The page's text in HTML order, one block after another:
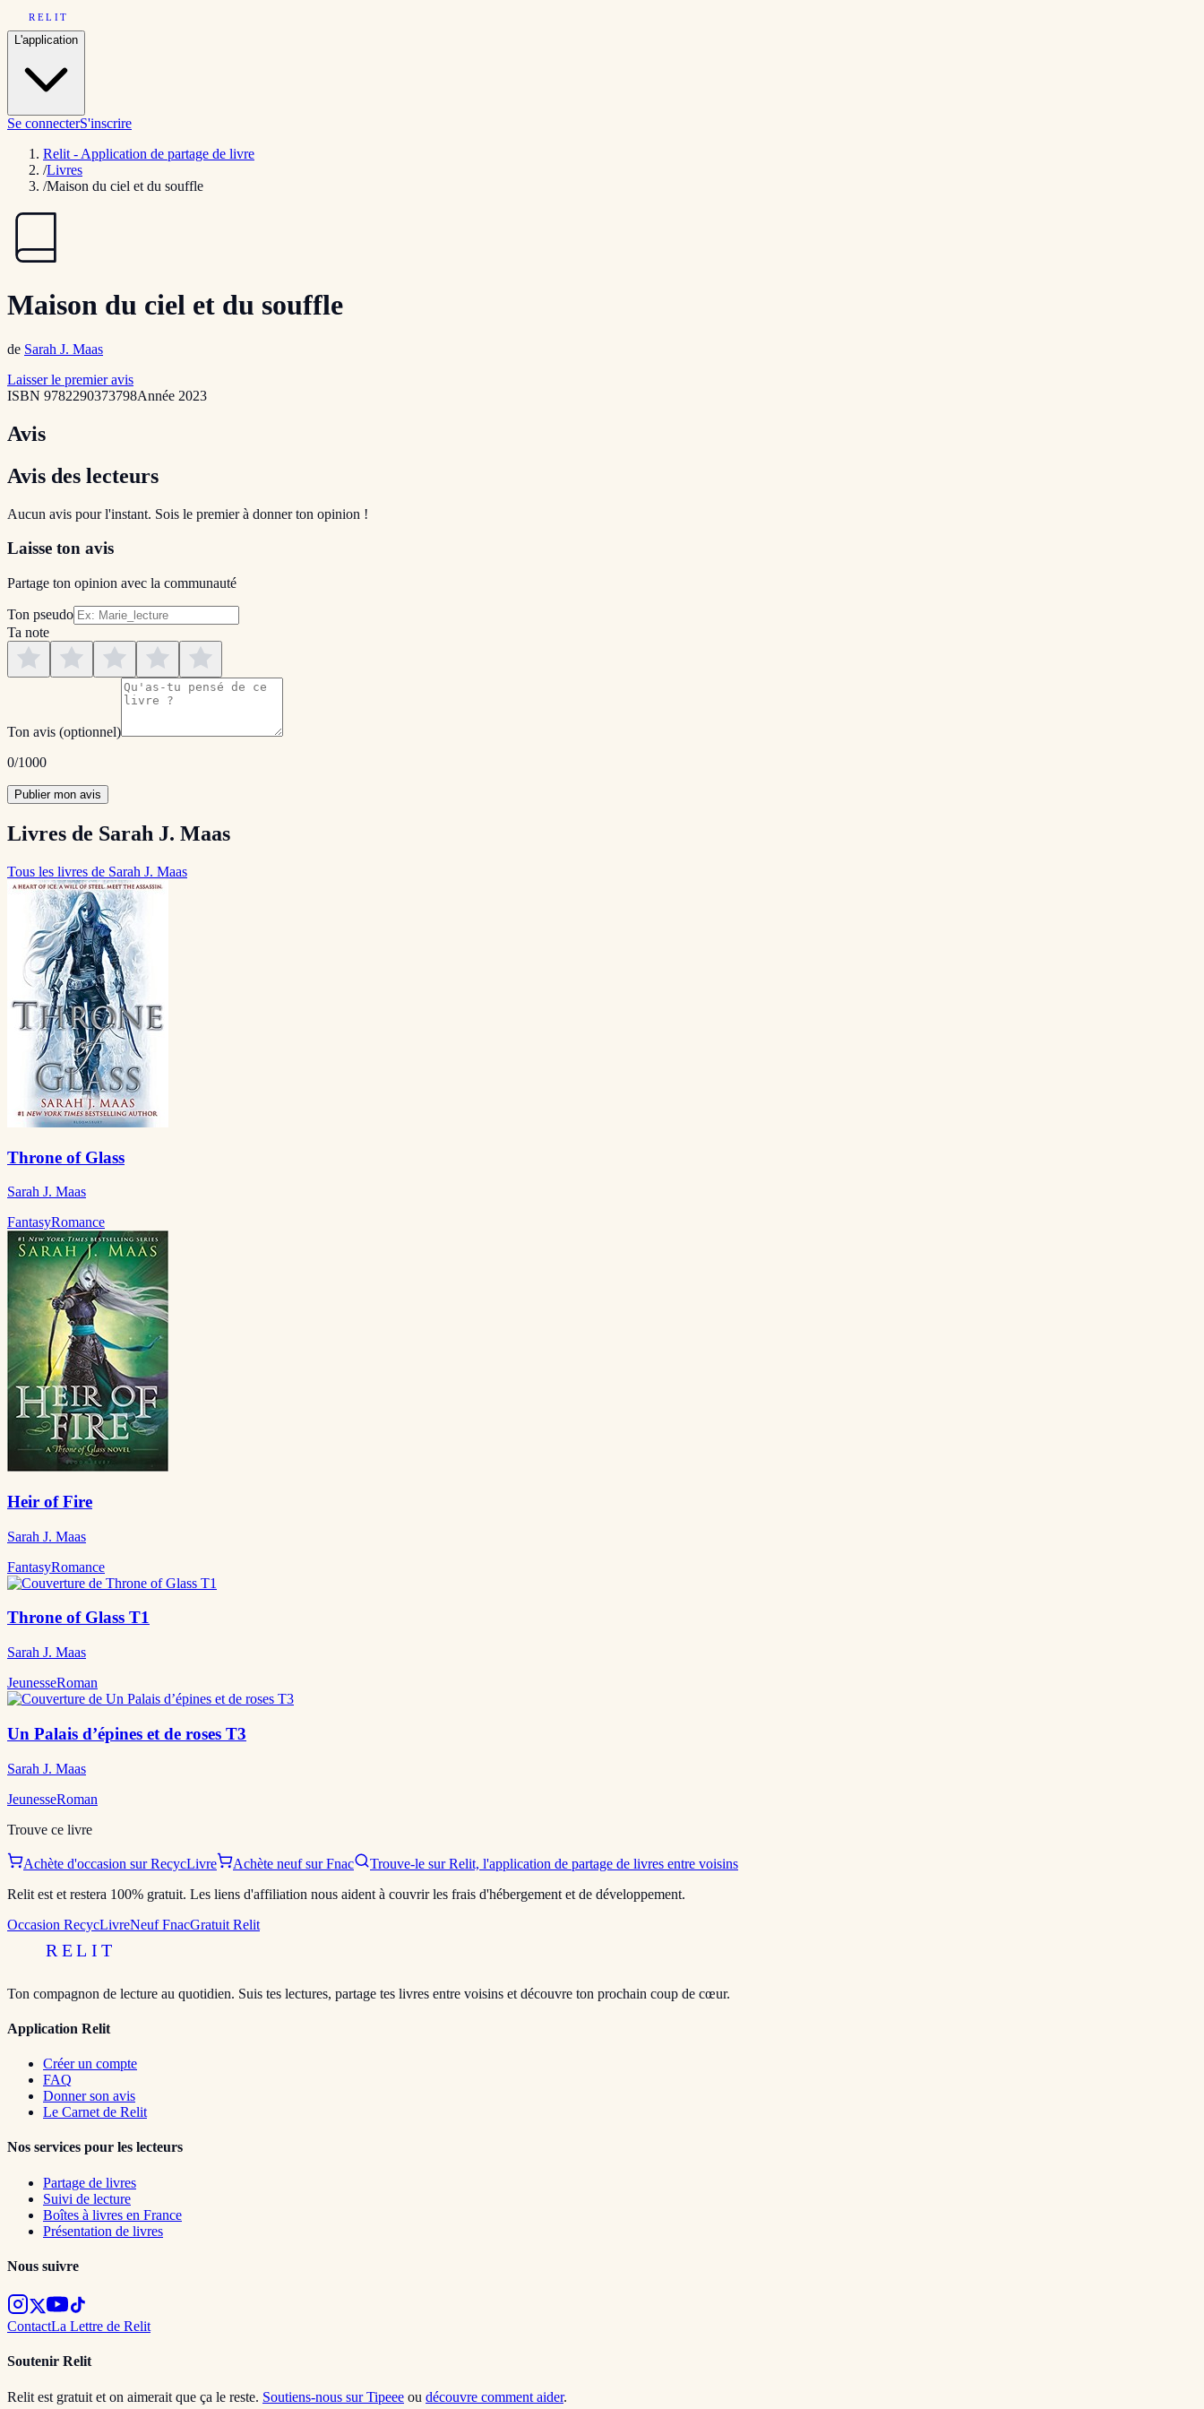
RELIT
L'application
Se connecterS'inscrire
Relit - Application de partage de livre
/Livres
/Maison du ciel et du souffle
Maison du ciel et du souffle
de Sarah J. Maas
Laisser le premier avis
ISBN 9782290373798Année 2023
Avis
Avis des lecteurs
Aucun avis pour l'instant. Sois le premier à donner ton opinion !
Laisse ton avis
Partage ton opinion avec la communauté
Ton pseudo
Ta note
Ton avis (optionnel)
0/1000
Publier mon avis
Livres de Sarah J. Maas
Tous les livres de Sarah J. Maas
Throne of Glass
Sarah J. Maas
FantasyRomance
Heir of Fire
Sarah J. Maas
FantasyRomance
Throne of Glass T1
Sarah J. Maas
JeunesseRoman
Un Palais d’épines et de roses T3
Sarah J. Maas
JeunesseRoman
Trouve ce livre
Achète d'occasion sur RecycLivre Achète neuf sur Fnac
Trouve-le sur Relit, l'application de partage de livres entre voisins
Relit est et restera 100% gratuit. Les liens d'affiliation nous aident à couvrir les frais d'hébergement et de développement.
Occasion RecycLivreNeuf FnacGratuit Relit
RELIT
Ton compagnon de lecture au quotidien. Suis tes lectures, partage tes livres entre voisins et découvre ton prochain coup de cœur.
Application Relit
Créer un compte
FAQ
Donner son avis
Le Carnet de Relit
Nos services pour les lecteurs
Partage de livres
Suivi de lecture
Boîtes à livres en France
Présentation de livres
Nous suivre
ContactLa Lettre de Relit
Soutenir Relit
Relit est gratuit et on aimerait que ça le reste. Soutiens-nous sur Tipeee ou découvre comment aider.